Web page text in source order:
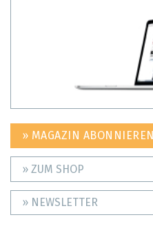
» MAGAZIN ABONNIEREN
» ZUM SHOP
» NEWSLETTER